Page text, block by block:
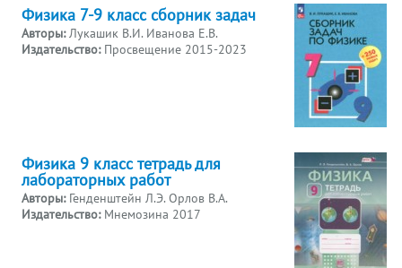
Физика 7-9 класс сборник задач
Авторы:Лукашик В.И. Иванова Е.В.
Издательство: Просвещение 2015-2023
Физика 9 класс тетрадь для
лабораторных работ
Авторы: Генденштейн Л.Э. Орлов В.А.
Издательство: Мнемозина 2017